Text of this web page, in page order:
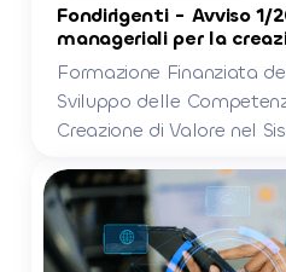
Fondirigenti - Avviso 1/
manageriali per la
Formazione Finanziata
Sviluppo delle
Creazione di Valore nel